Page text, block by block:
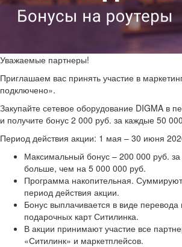
Уважаемые партнеры!
Приглашаем вас принять участие в
подключено».
Закупайте сетевое оборудование DIGMA в
и получите бонус 2 000 руб. за каждые 50
Период действия акции: 1 мая – 30 июня
Максимальный бонус – 200 000 руб. за
больше, чем на 5 000 000 руб.
Программа накопительная.
период действия акции.
Бонус выплачивается в виде
подарочных карт Ситилинка.
В акции принимают участие все
«Ситилинк» и маркетплейсов.